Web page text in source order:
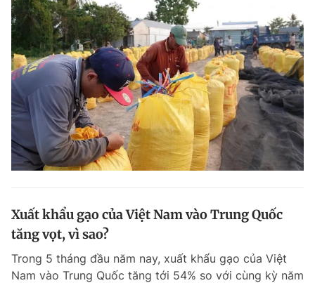
Xuất khẩu gạo của Việt Nam vào Trung Quốc
tăng vọt, vì sao?
Trong 5 tháng đầu năm nay, xuất khẩu gạo của Việt
Nam vào Trung Quốc tăng tới 54% so với cùng kỳ năm